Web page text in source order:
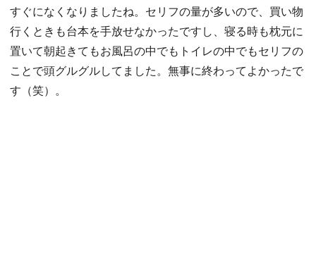
すぐになくなりましたね。セリフの量が多いので、買い物
行くときも台本を手放せなかったですし、寝る時も枕元に
置いて朝起きてもお風呂の中でもトイレの中でもセリフの
ことで頭グルグルしてました。無事に終わってよかったで
す（笑）。